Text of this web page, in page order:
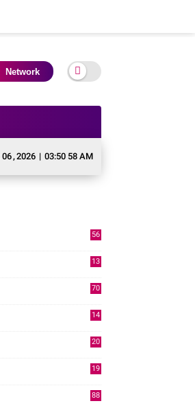
Network
06,2026 | 03:50 59 AM
56
13
70
14
20
19
88